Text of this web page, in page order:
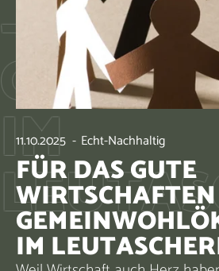
– DIE
IM
11.10.2025 - Echt-Nachhaltig
FÜR DAS GUTE
IM